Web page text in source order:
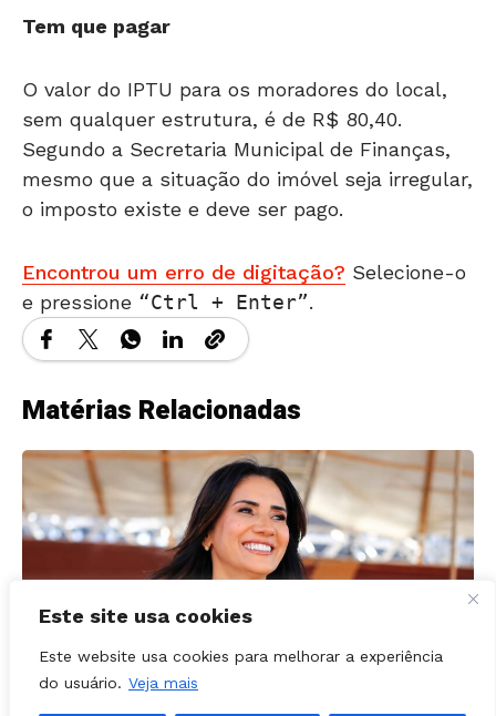
Este site usa cookies
Este website usa cookies para melhorar a experiência
do usuário. Veja mais
sem qualquer estrutura, é de R$ 80,40.
Segundo a Secretaria Municipal de Finanças,
mesmo que a situação do imóvel seja irregular,
o imposto existe e deve ser pago.
e pressione Ctrl + Enter .
Matérias Relacionadas